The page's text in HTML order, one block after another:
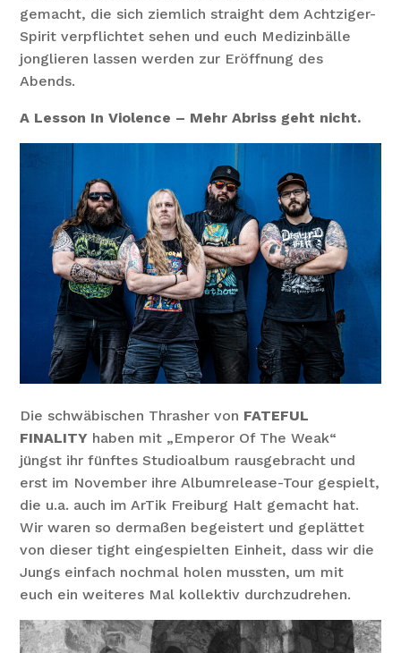
gemacht, die sich ziemlich straight dem Achtziger-
Spirit verpflichtet sehen und euch Medizinbälle
jonglieren lassen werden zur Eröffnung des
Abends.
A Lesson In Violence – Mehr Abriss geht nicht.
Die schwäbischen Thrasher von FATEFUL
FINALITY haben mit „Emperor Of The Weak“
jüngst ihr fünftes Studioalbum rausgebracht und
erst im November ihre Albumrelease-Tour gespielt,
die u.a. auch im ArTik Freiburg Halt gemacht hat.
Wir waren so dermaßen begeistert und geplättet
von dieser tight eingespielten Einheit, dass wir die
Jungs einfach nochmal holen mussten, um mit
euch ein weiteres Mal kollektiv durchzudrehen.